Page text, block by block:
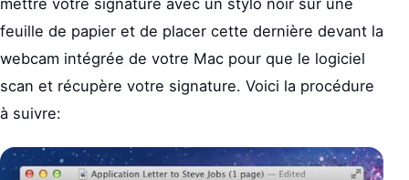
mettre votre signature avec un stylo noir sur une
feuille de papier et de placer cette dernière devant la
webcam intégrée de votre Mac pour que le logiciel
scan et récupère votre signature. Voici la procédure
à suivre: